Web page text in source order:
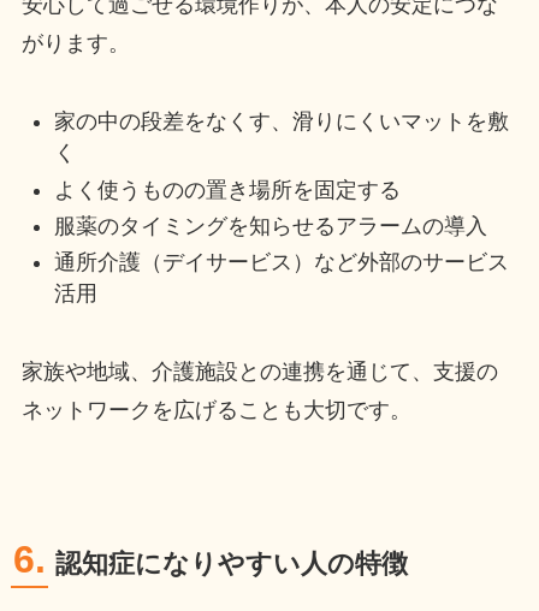
安心して過ごせる環境作りが、本人の安定につな
がります。
家の中の段差をなくす、滑りにくいマットを敷
く
よく使うものの置き場所を固定する
服薬のタイミングを知らせるアラームの導入
通所介護（デイサービス）など外部のサービス
活用
家族や地域、介護施設との連携を通じて、支援の
ネットワークを広げることも大切です。
6. 認知症になりやすい人の特徴